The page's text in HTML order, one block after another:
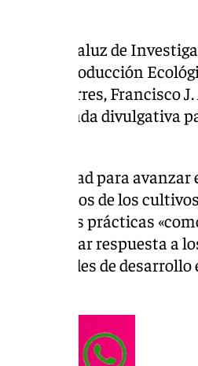
Andaluz de
y de la Producción
Las Torres, Francisco
una jornada divulgativa
oportunidad para
orgánicos de los
de estas prácticas
y para dar respuesta a
de